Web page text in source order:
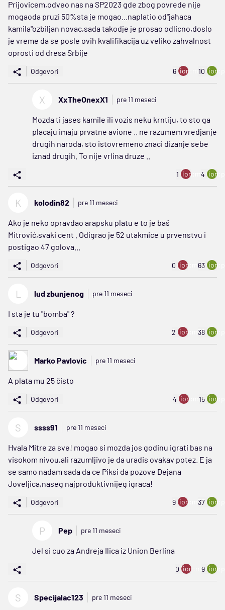
Prijovicem,odveo nas na SP2023 gde zbog povrede nije
mogaoda pruzi 50%sta je mogao...naplatio od"jahaca
kamila"ozbiljan novac,sada takodje je prosao odlicno,doslo
je vreme da se posle ovih kvalifikacija uz veliko zahvalnost
oprosti od dresa Srbije
Odgovori 6 ion:minus
10
X XxTheOnexX1 pre 11 meseci
Mozda ti jases kamile ili vozis neku krntiju, to sto ga
placaju imaju prvatne avione .. ne razumem vredjanje
drugih naroda, sto istovremeno znaci dizanje sebe
iznad drugih. To nije vrlina druze ..
1 ion:minus
4
K kolodin82 pre 11 meseci
Ako je neko opravdao arapsku platu e to je baš
Mitrović,svaki cent . Odigrao je 52 utakmice u prvenstvu i
postigao 47 golova...
Odgovori 0 ion:minus
63
L lud zbunjenog pre 11 meseci
I sta je tu "bomba" ?
Odgovori 2 ion:minus
38
Marko Pavlovic pre 11 meseci
A plata mu 25 čisto
Odgovori 4 ion:minus
15
S ssss91 pre 11 meseci
Hvala Mitre za sve! mogao si mozda jos godinu igrati bas na
visokom nivou,ali razumljivo je da uradis ovakav potez. E ja
se samo nadam sada da ce Piksi da pozove Dejana
Joveljica,naseg najproduktivnijeg igraca!
Odgovori 9 ion:minus
37
P Pep pre 11 meseci
Jel si cuo za Andreja Ilica iz Union Berlina
0 ion:minus
9
S Specijalac123 pre 11 meseci